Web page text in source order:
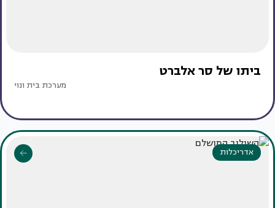
ביתו של סר אלברט
מערכת בית ונוי
אדריכלות